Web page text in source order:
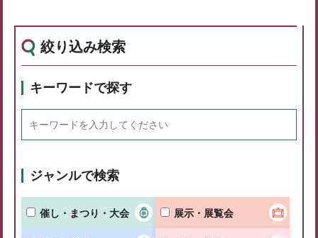
絞り込み検索
キーワードで探す
ジャンルで検索
催し・まつり・大会 展示・展覧会